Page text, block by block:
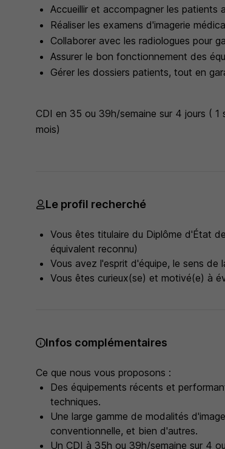
Accueillir et accompagner les patients
Réaliser les examens d'imagerie
Collaborer avec les radiologues pour
Assurer le bon fonctionnement des
Gérer les dossiers patients, tout en
CDI en 35 ou 39h/semaine sur 4 jours (
mois)
Le profil recherché
Vous êtes titulaire du Diplôme d'État
équivalent reconnu)
Vous avez l'esprit d'équipe, le sens de
Vous êtes curieux(se) et motivé(e) à
Infos complémentaires
Ce que nous vous proposons :
Des équipements récents et
techniques.
Une large gamme de modalités
conventionnelle, et bien d'autres.
Un CDI à 35h ou 39h/semaine sur 4